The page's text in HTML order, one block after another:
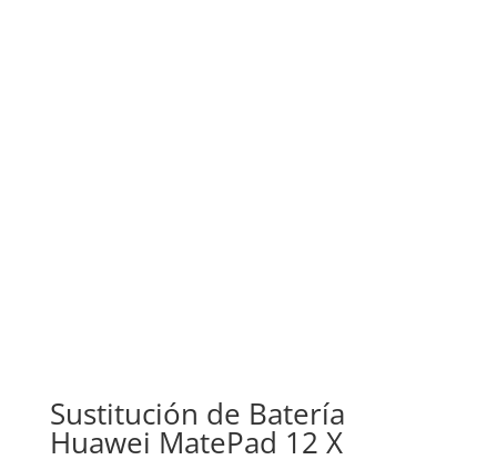
Sustitución de Batería
Huawei MatePad 12 X